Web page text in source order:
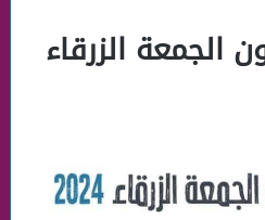
الجمعة الزرقاء